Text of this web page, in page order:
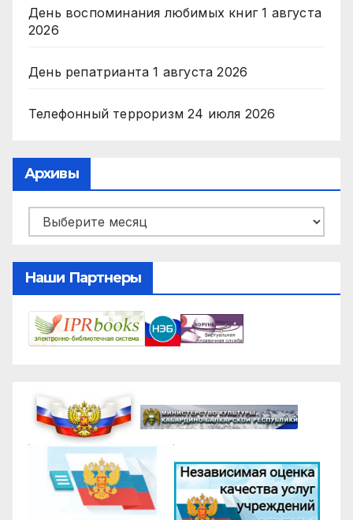
День воспоминания любимых книг 1 августа
2026
День репатрианта 1 августа 2026
Телефонный терроризм 24 июля 2026
Архивы
Архивы
Наши Партнеры